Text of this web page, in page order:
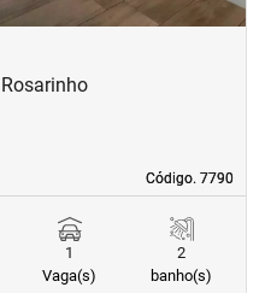
Código. 7790
Código. 7790
1
Vaga(s)
2
banho(s)